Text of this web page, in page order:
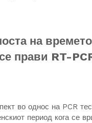
на времето
прави RT-
во однос на PCR
период кога се